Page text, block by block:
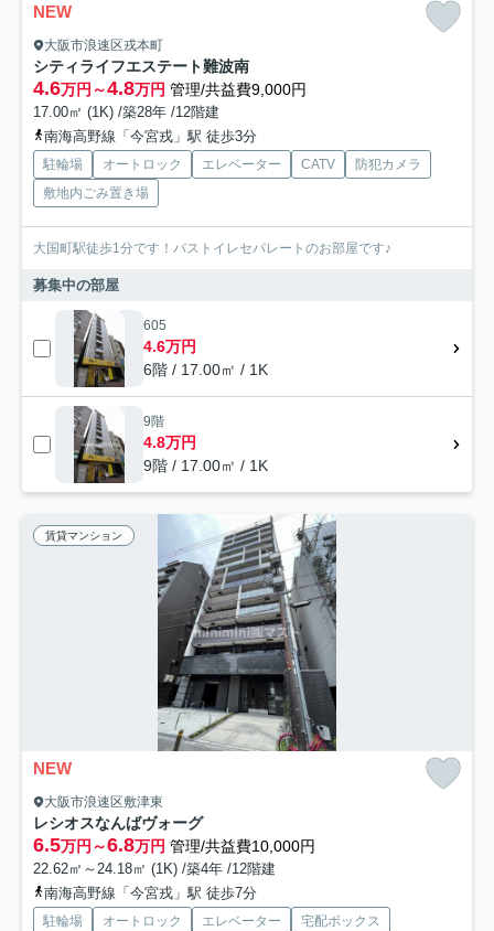
NEW
大阪市浪速区戎本町
シティライフエステート難波南
4.6万円～4.8万円 管理/共益費9,000円
17.00㎡ (1K) /築28年 /12階建
南海高野線「今宮戎」駅 徒歩3分
駐輪場 オートロック エレベーター CATV
防犯カメラ
敷地内ごみ置き場
大国町駅徒歩1分です！バストイレセパレートのお部屋です♪
募集中の部屋
605
4.6万円
6階 / 17.00㎡ / 1K
9階
4.8万円
9階 / 17.00㎡ / 1K
賃貸マンション
NEW
大阪市浪速区敷津東
レシオスなんばヴォーグ
6.5万円～6.8万円 管理/共益費10,000円
22.62㎡～24.18㎡ (1K) /築4年 /12階建
南海高野線「今宮戎」駅 徒歩7分
駐輪場 オートロック エレベーター
宅配ボックス